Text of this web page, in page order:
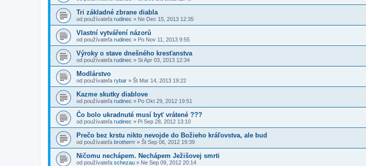
Tri základné zbrane diabla
od používateľa rudinec » Ne Dec 15, 2013 12:35
Vlastní vytváření názorů
od používateľa rudinec » Po Nov 11, 2013 9:55
Výroky o stave dnešného kresťanstva
od používateľa rudinec » St Apr 03, 2013 12:34
Modlárstvo
od používateľa rybar » Št Mar 14, 2013 19:22
Kazme skutky diablove
od používateľa rudinec » Po Okt 29, 2012 19:51
Čo bolo ukradnuté musí byť vrátené ???
od používateľa rudinec » Pi Sep 28, 2012 13:10
Prečo bez krstu nikto nevojde do Božieho kráľovstva, ale bud
od používateľa brotherrr » Št Sep 06, 2012 19:39
Ničomu nechápem. Nechápem Ježišovej smrti
od používateľa schezau » Ne Sep 09, 2012 20:14